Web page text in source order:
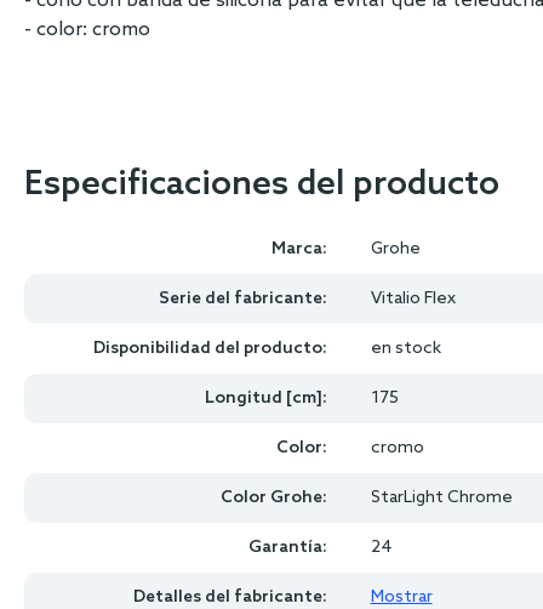
- color: cromo
Especificaciones del producto
Marca: Grohe
Serie del fabricante: Vitalio Flex
Disponibilidad del producto: en stock
Longitud [cm]: 175
Color: cromo
Color Grohe: StarLight Chrome
Garantía: 24
Detalles del fabricante: Mostrar